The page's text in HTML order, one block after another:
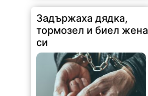
Задържаха дядка,
тормозел и биел жена
си